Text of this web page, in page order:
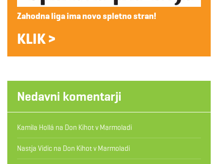
Zahodna liga ima novo spletno stran!
KLIK >
Nedavni komentarji
Kamila Hollá na Don Kihot v Marmoladi
Nastja Vidic na Don Kihot v Marmoladi